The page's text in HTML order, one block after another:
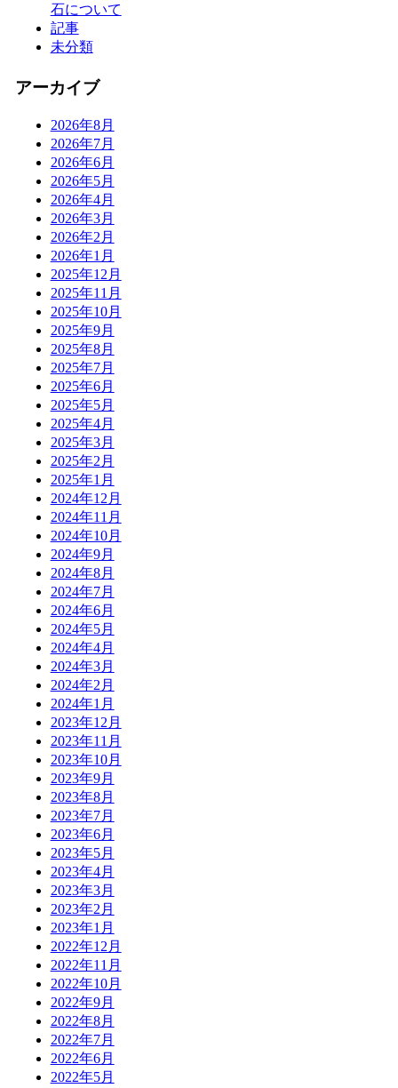
石について
記事
未分類
アーカイブ
2026年8月
2026年7月
2026年6月
2026年5月
2026年4月
2026年3月
2026年2月
2026年1月
2025年12月
2025年11月
2025年10月
2025年9月
2025年8月
2025年7月
2025年6月
2025年5月
2025年4月
2025年3月
2025年2月
2025年1月
2024年12月
2024年11月
2024年10月
2024年9月
2024年8月
2024年7月
2024年6月
2024年5月
2024年4月
2024年3月
2024年2月
2024年1月
2023年12月
2023年11月
2023年10月
2023年9月
2023年8月
2023年7月
2023年6月
2023年5月
2023年4月
2023年3月
2023年2月
2023年1月
2022年12月
2022年11月
2022年10月
2022年9月
2022年8月
2022年7月
2022年6月
2022年5月